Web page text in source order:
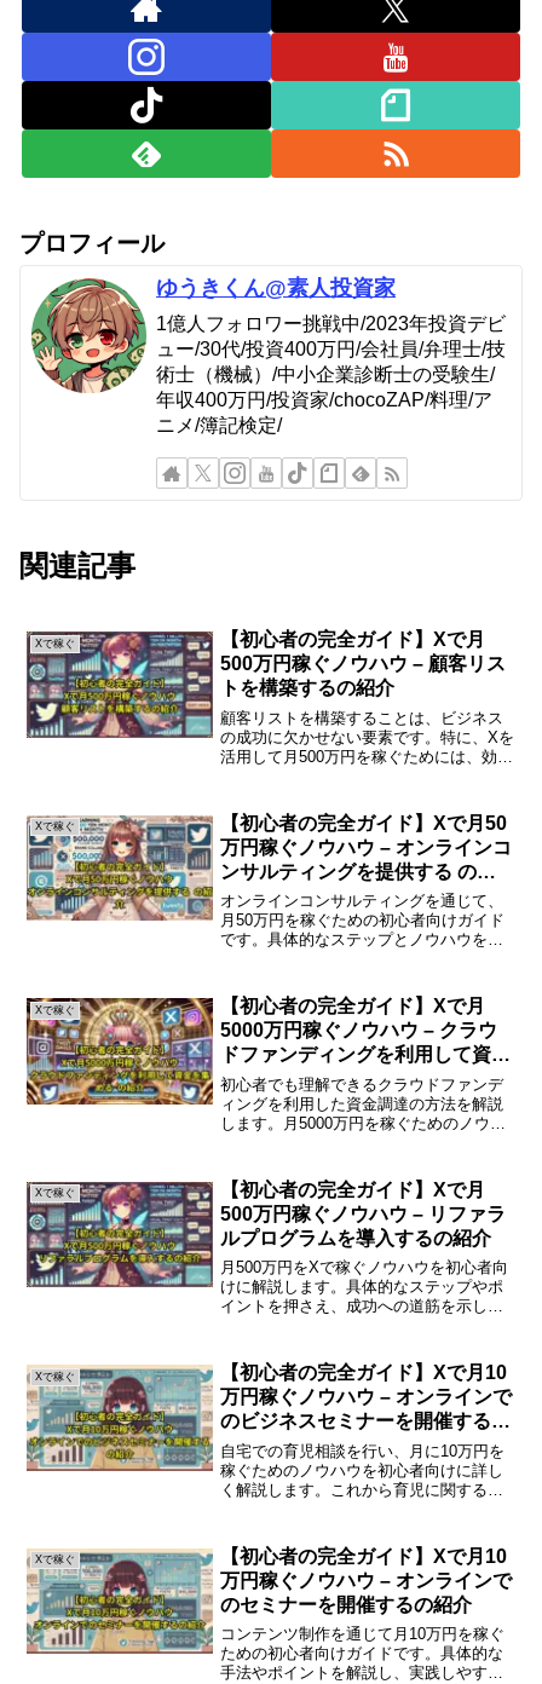
プロフィール
ゆうきくん@素人投資家
1億人フォロワー挑戦中/2023年投資デビ
ュー/30代/投資400万円/会社員/弁理士/技
術士（機械）/中小企業診断士の受験生/
年収400万円/投資家/chocoZAP/料理/ア
ニメ/簿記検定/
関連記事
Xで稼ぐ
【初心者の完全ガイド】Xで月
500万円稼ぐノウハウ – 顧客リス
トを構築するの紹介
顧客リストを構築することは、ビジネス
の成功に欠かせない要素です。特に、Xを
活用して月500万円を稼ぐためには、効果
しやすい方法を解説します。顧客リスト
構築の重要性顧客リ...
Xで稼ぐ
【初心者の完全ガイド】Xで月50
万円稼ぐノウハウ – オンラインコ
ンサルティングを提供する の紹
介
オンラインコンサルティングを通じて、
月50万円を稼ぐための初心者向けガイド
です。具体的なステップとノウハウを解
ンターネットを通じて専門的なアドバイ
スやサポートを提供する...
Xで稼ぐ
【初心者の完全ガイド】Xで月
5000万円稼ぐノウハウ – クラウ
ドファンディングを利用して資金
を集める の紹介
初心者でも理解できるクラウドファンデ
ィングを利用した資金調達の方法を解説
します。月5000万円を稼ぐためのノウハ
とは、多くの人から少しずつ資金を集め
る方法です。特に、プ...
Xで稼ぐ
【初心者の完全ガイド】Xで月
500万円稼ぐノウハウ – リファラ
ルプログラムを導入するの紹介
月500万円をXで稼ぐノウハウを初心者向
けに解説します。具体的なステップやポ
イントを押さえ、成功への道筋を示しま
と戦略を持てば可能です。特に初心者に
とっては、何から始...
Xで稼ぐ
【初心者の完全ガイド】Xで月10
万円稼ぐノウハウ – オンラインで
のビジネスセミナーを開催するの
紹介
自宅での育児相談を行い、月に10万円を
稼ぐためのノウハウを初心者向けに詳し
く解説します。これから育児に関する知
メリット自宅で育児相談を行うことには
多くのメリットがありま...
Xで稼ぐ
【初心者の完全ガイド】Xで月10
万円稼ぐノウハウ – オンラインで
のセミナーを開催するの紹介
コンテンツ制作を通じて月10万円を稼ぐ
ための初心者向けガイドです。具体的な
手法やポイントを解説し、実践しやすい